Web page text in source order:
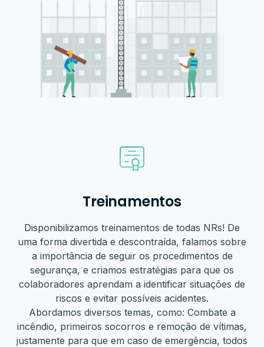
Treinamentos
Disponibilizamos treinamentos de todas NRs! De
uma forma divertida e descontraída, falamos sobre
a importância de seguir os procedimentos de
segurança, e criamos estratégias para que os
colaboradores aprendam a identificar situações de
riscos e evitar possíveis acidentes.
Abordamos diversos temas, como: Combate a
incêndio, primeiros socorros e remoção de vítimas,
justamente para que em caso de emergência, todos